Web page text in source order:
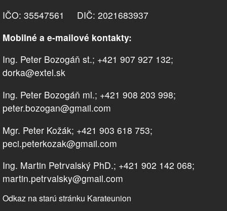
IČO: 35547561 DIČ: 2021683937
Mobilné a e-mailové kontakty:
Ing. Peter Bozogáň st.; +421 907 927 132;
dorka@extel.sk
Ing. Peter Bozogáň ml.; +421 908 203 998;
peter.bozogan@gmail.com
Mgr. Peter Kožák; +421 903 618 753;
peci.peterkozak@gmail.com
Ing. Martin Petrvalský PhD.; +421 902 142 068;
martin.petrvalsky@gmail.com
Odkaz na starú stránku Karateunion